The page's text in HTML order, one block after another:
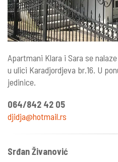
Apartmani Klara i Sara se
u ulici Karadjordjeva br.16. U
jedinice.
064/842 42 05
djidja@hotmail.rs
Srđan Živanović